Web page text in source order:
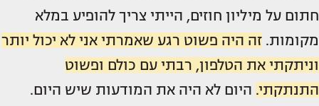
חתום על מיליון חוזים, הייתי צריך להופיע במלא
מקומות. זה היה פשוט רגע שאמרתי אני לא יכול יותר
וניתקתי את הטלפון, רבתי עם כולם ופשוט
התנתקתי. היום לא היה את המודעות שיש היום.